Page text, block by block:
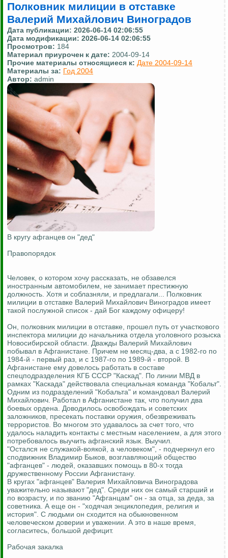
Полковник милиции в отставке
Валерий Михайлович Виноградов
Дата публикации: 2026-06-14 02:06:55
Дата модификации: 2026-06-14 02:06:55
Просмотров: 184
Материал приурочен к дате: 2004-09-14
Прочие материалы относящиеся к: Дате 2004-09-14
Материалы за: Год 2004
Автор: admin
В кругу афганцев он "дед"
Правопорядок
Человек, о котором хочу рассказать, не обзавелся
иностранным автомобилем, не занимает престижную
должность. Хотя и соблазняли, и предлагали... Полковник
милиции в отставке Валерий Михайлович Виноградов имеет
такой послужной список - дай Бог каждому офицеру!
Он, полковник милиции в отставке, прошел путь от участкового
инспектора милиции до начальника отдела уголовного розыска
Новосибирской области. Дважды Валерий Михайлович
побывал в Афганистане. Причем не месяц-два, а с 1982-го по
1984-й - первый раз, и с 1987-го по 1989-й - второй. В
Афганистане ему довелось работать в составе
спецподразделения КГБ СССР "Каскад". По линии МВД в
рамках "Каскада" действовала специальная команда "Кобальт".
Одним из подразделений "Кобальта" и командовал Валерий
Михайлович. Работал в Афганистане так, что получил два
боевых ордена. Доводилось освобождать и советских
заложников, пресекать поставки оружия, обезвреживать
террористов. Во многом это удавалось за счет того, что
удалось наладить контакты с местным населением, а для этого
потребовалось выучить афганский язык. Выучил.
"Остался не служакой-воякой, а человеком", - подчеркнул его
сподвижник Владимир Быков, возглавляющий общество
"афганцев" - людей, оказавших помощь в 80-х тогда
дружественному России Афганистану.
В кругах "афганцев" Валерия Михайловича Виноградова
уважительно называют "дед". Среди них он самый старший и
по возрасту, и по званию "Афганцам" он - за отца, за деда, за
советника. А еще он - "ходячая энциклопедия, религия и
история". С людьми он сходится на обыкновенном
человеческом доверии и уважении. А это в наше время,
согласитесь, большой дефицит.
Рабочая закалка